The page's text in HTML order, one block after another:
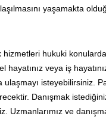
yaşamakta
hizmetleri hukuki
hayatınız veya iş
isteyebilirsiniz.
Danışmak
Uzmanlarımız ve